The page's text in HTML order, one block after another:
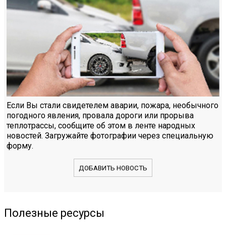
Если Вы стали свидетелем аварии, пожара, необычного
погодного явления, провала дороги или прорыва
теплотрассы, сообщите об этом в ленте народных
новостей. Загружайте фотографии через специальную
форму.
ДОБАВИТЬ НОВОСТЬ
Полезные ресурсы